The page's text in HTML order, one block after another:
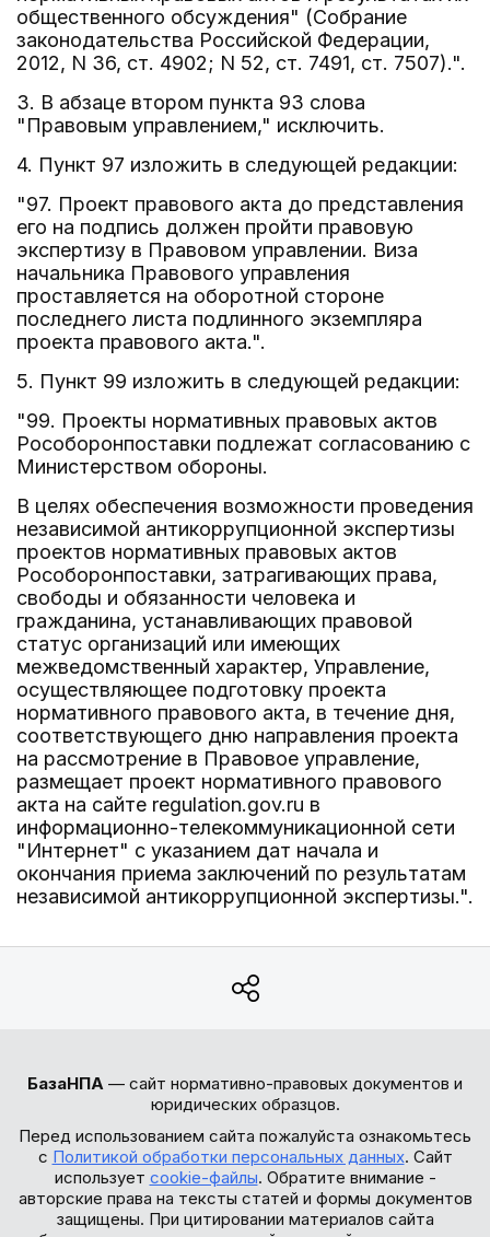
общественного обсуждения" (Собрание
законодательства Российской Федерации,
2012, N 36, ст. 4902; N 52, ст. 7491, ст. 7507).".
3. В абзаце втором пункта 93 слова
"Правовым управлением," исключить.
4. Пункт 97 изложить в следующей редакции:
"97. Проект правового акта до представления
его на подпись должен пройти правовую
экспертизу в Правовом управлении. Виза
начальника Правового управления
проставляется на оборотной стороне
последнего листа подлинного экземпляра
проекта правового акта.".
5. Пункт 99 изложить в следующей редакции:
"99. Проекты нормативных правовых актов
Рособоронпоставки подлежат согласованию с
Министерством обороны.
В целях обеспечения возможности проведения
независимой антикоррупционной экспертизы
проектов нормативных правовых актов
Рособоронпоставки, затрагивающих права,
свободы и обязанности человека и
гражданина, устанавливающих правовой
статус организаций или имеющих
межведомственный характер, Управление,
осуществляющее подготовку проекта
нормативного правового акта, в течение дня,
соответствующего дню направления проекта
на рассмотрение в Правовое управление,
размещает проект нормативного правового
акта на сайте regulation.gov.ru в
информационно-телекоммуникационной сети
"Интернет" с указанием дат начала и
окончания приема заключений по результатам
независимой антикоррупционной экспертизы.".
БазаНПА — сайт нормативно-правовых документов и
юридических образцов.
Перед использованием сайта пожалуйста ознакомьтесь
с Политикой обработки персональных данных. Сайт
использует cookie-файлы. Обратите внимание -
авторские права на тексты статей и формы документов
защищены. При цитировании материалов сайта